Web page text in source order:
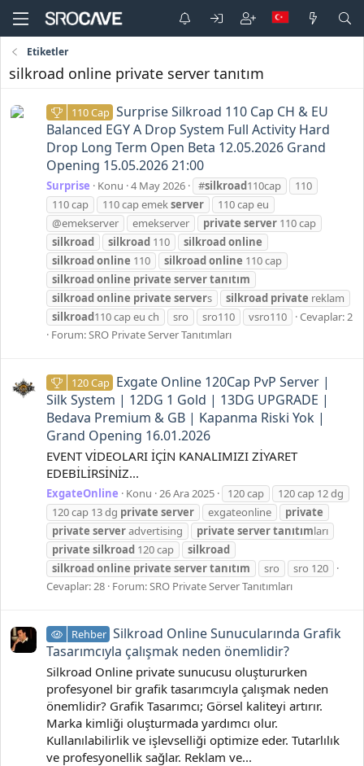
Etiketler
silkroad online private server tanıtım
110 Cap Surprise Silkroad 110 Cap CH & EU
Balanced EGY A Drop System Full Activity Hard
Drop Long Term Open Beta 12.05.2026 Grand
Opening 15.05.2026 21:00
Surprise Konu 4 May 2026 #silkroad110cap
110
110 cap
110 cap emekserver
110 cap eu
@emekserver
emekserver private server 110 cap
silkroad
silkroad 110 silkroadonline
silkroadonline 110 silkroadonline 110 cap
silkroadonline private servertanıtım
silkroadonline private servers silkroad private reklam
silkroad110 cap eu ch sro sro110 vsro110
Cevaplar: 2
Forum:SRO Private Server Tanıtımları
120 Cap Exgate Online 120Cap PvP Server |
Silk System | 12DG 1 Gold | 13DG UPGRADE |
Bedava Premium & GB | Kapanma Riski Yok |
Grand Opening 16.01.2026
EVENT VİDEOLARI İÇİN KANALIMIZI ZİYARET
EDEBİLİRSİNİZ...
ExgateOnline Konu 26 Ara 2025 120 cap
120 cap 12 dg
120 cap 13 dg private server exgateonline
private
private serveradvertising private servertanıtımları
private silkroad 120 cap
silkroad
silkroadonline private servertanıtım sro
sro 120
Cevaplar: 28 Forum:SRO Private Server Tanıtımları
Rehber Silkroad Online Sunucularında Grafik
Tasarımcıyla çalışmak neden önemlidir?
Silkroad Online private sunucusu oluştururken
profesyonel bir grafik tasarımcıyla çalışmak neden
önemlidir? Grafik Tasarımcı; Görsel kaliteyi artırır.
Marka kimliği oluşturmada yardımcı olur.
Kullanılabilirlik ve işlevselliği optimize eder. Tutarlılık
ve profesyonellik sağlar. Reklam ve...